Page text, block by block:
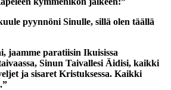
pyynnöni Sinulle, sillä olen täällä
jaamme paratiisin Ikuisissa
Sinun Taivallesi Äidisi, kaikki
ja sisaret Kristuksessa. Kaikki